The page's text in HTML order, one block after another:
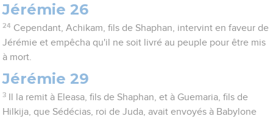
Jérémie 26
24 Cependant, Achikam, fils de Shaphan, intervint en faveur de
Jérémie et empêcha qu'il ne soit livré au peuple pour être mis
à mort.
Jérémie 29
3
Il la remit à Eleasa, fils de Shaphan, et à Guemaria, fils de
Hilkija, que Sédécias, roi de Juda, avait envoyés à Babylone